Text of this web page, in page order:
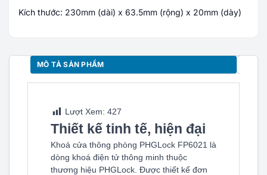
Kích thước: 230mm (dài) x 63.5mm (rộng) x 20mm (dày)
MÔ TẢ SẢN PHẨM
Lượt Xem: 427
Thiết kế tinh tế, hiện đại
Khoá cửa thông phòng PHGLock FP6021 là
dòng khoá điện tử thông minh thuộc
thương hiệu PHGLock. Được thiết kế đơn